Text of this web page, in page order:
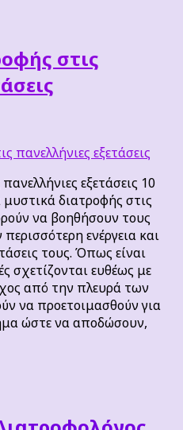
στις
εξετάσεις 10
διατροφής στις
να βοηθήσουν τους
ενέργεια και
τους. Όπως είναι
σχετίζονται ευθέως με
από την πλευρά των
να προετοιμασθούν για
ώστε να αποδώσουν,